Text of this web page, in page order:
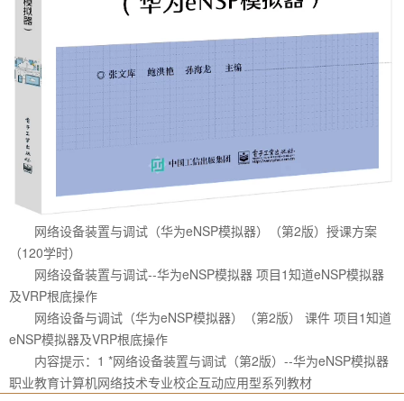
网络设备装置与调试（华为eNSP模拟器）（第2版）授课方案
（120学时）
网络设备装置与调试--华为eNSP模拟器 项目1知道eNSP模拟器
及VRP根底操作
网络设备与调试（华为eNSP模拟器）（第2版） 课件 项目1知道
eNSP模拟器及VRP根底操作
内容提示：1 *网络设备装置与调试（第2版）--华为eNSP模拟器
职业教育计算机网络技术专业校企互动应用型系列教材